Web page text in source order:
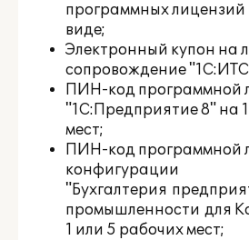
программных лицензий
виде;
Электронный купон на
сопровождение
ПИН-код программной
"1С:Предприятие 8" на
мест;
ПИН-код программной
конфигурации
"Бухгалтерия
промышленности для
1 или 5 рабочих мест;